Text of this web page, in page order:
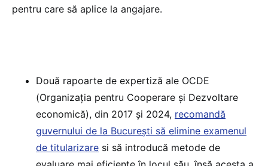
pentru care să aplice la angajare.
Două rapoarte de expertiză ale OCDE
(Organizația pentru Cooperare și Dezvoltare
economică), din 2017 și 2024, recomandă
guvernului de la București să elimine examenul
de titularizare si să introducă metode de